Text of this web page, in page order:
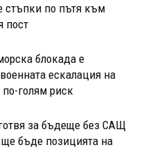
стъпки по пътя към
пост
блокада е
ескалация на
голям риск
за бъдеще без САЩ
бъде позицията на